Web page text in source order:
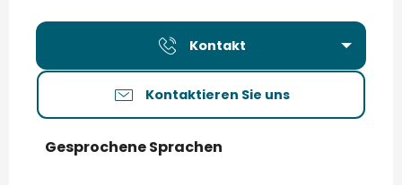
Kontakt
Kontaktieren Sie uns
Gesprochene Sprachen
Gesprochene Sprachen